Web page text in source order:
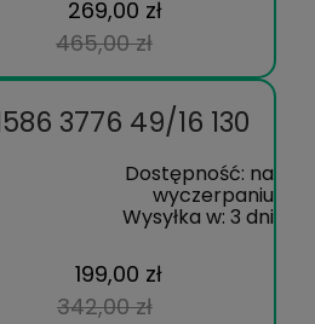
269,00 zł
465,00 zł
3776 49/16 130
Dostępność: na
wyczerpaniu
Wysyłka w: 3 dni
199,00 zł
342,00 zł